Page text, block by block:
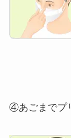
④あごまでプ